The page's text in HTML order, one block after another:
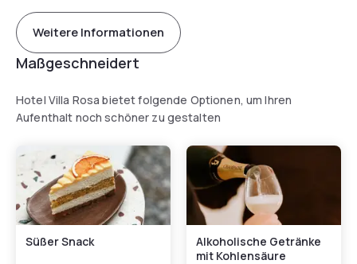
Weitere Informationen
Maßgeschneidert
Hotel Villa Rosa bietet folgende Optionen, um Ihren
Aufenthalt noch schöner zu gestalten
Süßer Snack
Alkoholische Getränke
mit Kohlensäure